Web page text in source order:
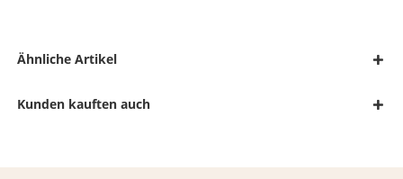
Ähnliche Artikel
Kunden kauften auch